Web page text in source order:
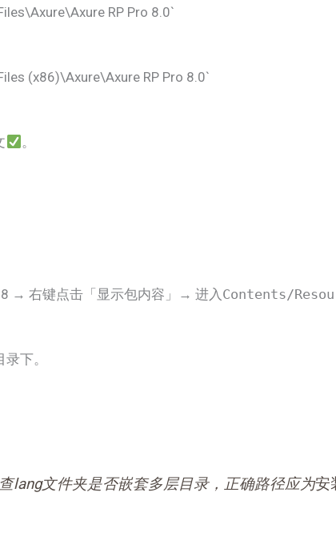
RP Pro 8.0`
(x86)\Axure\Axure RP Pro 8.0`
。
→ 右键点击「显示包内容」→ 进入 Contents/
下。
lang文件夹是否嵌套多层目录，正确路径应为安